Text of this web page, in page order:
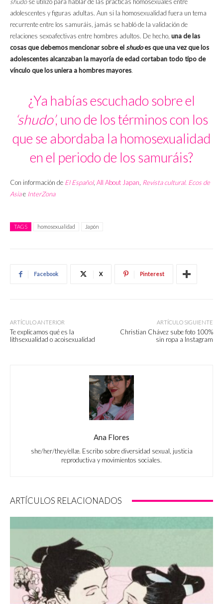
adolescentes y figuras adultas. Aun si la homosexualidad fuera un tema
recurrente entre los samuráis, jamás se habló de la validación de
relaciones sexoafectivas entre hombres adultos. De hecho, una de las
cosas que debemos mencionar sobre elshudoes que una vez que los
adolescentes alcanzaban la mayoría de edad cortaban todo tipo de
vínculo que los uniera a hombres mayores.
¿Ya habías escuchado sobre el
‘shudo’, uno de los términos con los
que se abordaba la homosexualidad
en el periodo de los samuráis?
Con información de El Español, All About Japan Revista cultural. Ecos de
Asiae InterZona
TAGS homosexualidad Japón
Facebook X Pinterest
ARTÍCULO ANTERIOR
Te explicamos qué es la
lithsexualidad o acoisexualidad
ARTÍCULO SIGUIENTE
Christian Chávez sube foto 100%
sin ropa a Instagram
Ana Flores
she/her/they/ellæ. Escribo sobre diversidad sexual, justicia
reproductiva y movimientos sociales.
ARTÍCULOS RELACIONADOS